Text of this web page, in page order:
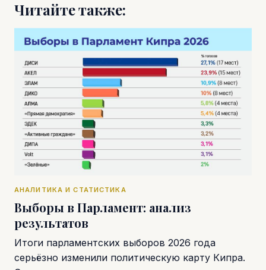
Читайте также:
АНАЛИТИКА И СТАТИСТИКА
Выборы в Парламент: анализ
результатов
Итоги парламентских выборов 2026 года
серьёзно изменили политическую карту Кипра.